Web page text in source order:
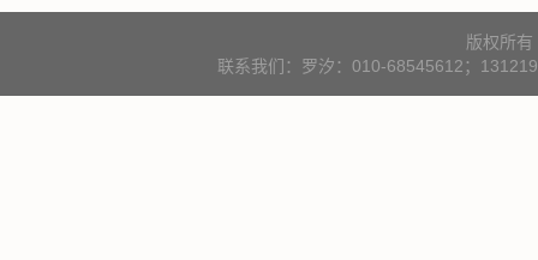
版权所
联系我们：罗汐：010-68545612；